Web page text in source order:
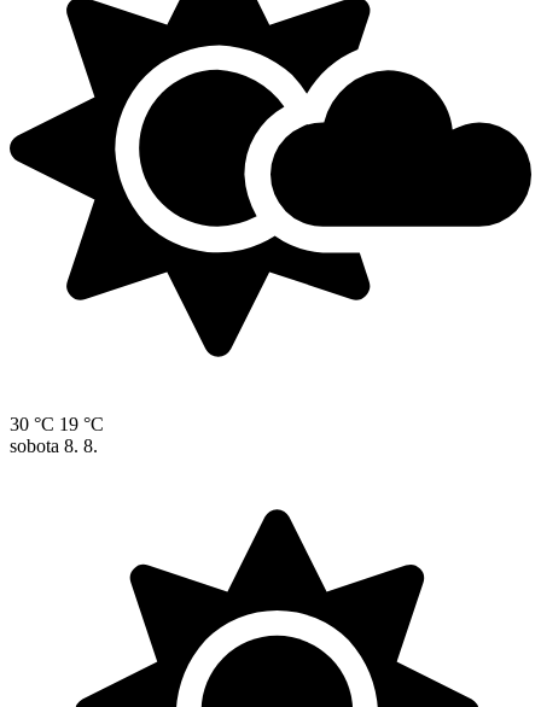
30 °C 19 °C
sobota 8. 8.